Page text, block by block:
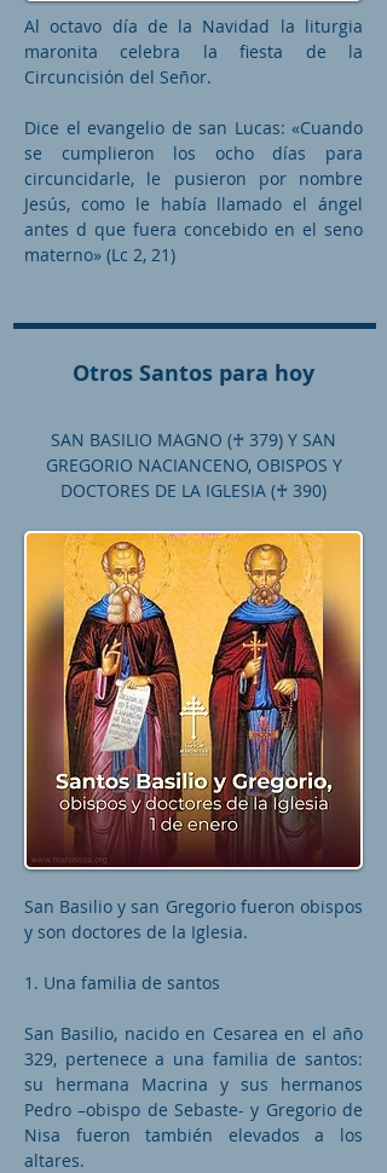
Al octavo día de la Navidad la liturgia
maronita celebra la fiesta de la
Circuncisión del Señor.
Dice el evangelio de san Lucas: «Cuando
se cumplieron los ocho días para
circuncidarle, le pusieron por nombre
Jesús, como le había llamado el ángel
antes d que fuera concebido en el seno
materno» (Lc 2, 21)
Otros Santos para hoy
SAN BASILIO MAGNO (♰ 379) Y SAN
GREGORIO NACIANCENO, OBISPOS Y
DOCTORES DE LA IGLESIA (♰ 390)
San Basilio y san Gregorio fueron obispos
y son doctores de la Iglesia.
1. Una familia de santos
San Basilio, nacido en Cesarea en el año
329, pertenece a una familia de santos:
su hermana Macrina y sus hermanos
Pedro –obispo de Sebaste- y Gregorio de
Nisa fueron también elevados a los
altares.